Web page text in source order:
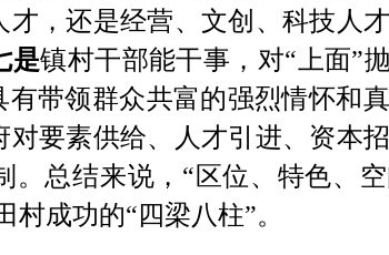
，还是经营、文创、科技人
是镇村干部能干事，对“上面”
带领群众共富的强烈情怀和
要素供给、人才引进、资本
。总结来说， “区位、特色、
成功的“四梁八柱”。